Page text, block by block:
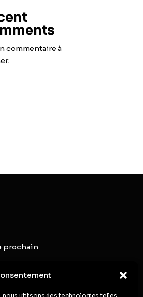
nous utilisons des technologies telles
commentaire à
prochain